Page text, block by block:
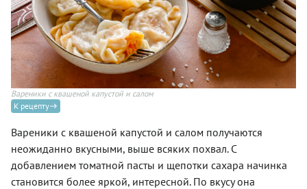
Вареники с квашеной капустой и салом
К рецепту
Вареники с квашеной капустой и салом получаются
неожиданно вкусными, выше всяких похвал. С
добавлением томатной пасты и щепотки сахара начинка
становится более яркой, интересной. По вкусу она